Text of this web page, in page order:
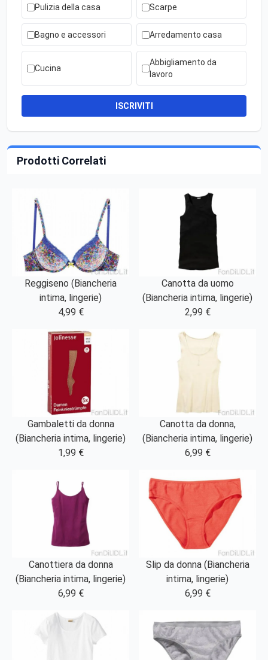
Pulizia della casa Scarpe
Bagno e accessori Arredamento casa
Cucina
Abbigliamento da
lavoro
ISCRIVITI
Prodotti Correlati
Reggiseno (Biancheria
intima, lingerie)
4,99 €
Canotta da uomo
(Biancheria intima, lingerie)
2,99 €
Gambaletti da donna
(Biancheria intima, lingerie)
1,99 €
Canotta da donna,
(Biancheria intima, lingerie)
6,99 €
Canottiera da donna
(Biancheria intima, lingerie)
6,99 €
Slip da donna (Biancheria
intima, lingerie)
6,99 €